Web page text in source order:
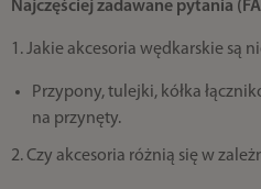
Najczęściej zadawane pytania
1. Jakie akcesoria wędkarskie są
Przypony, tulejki, kółka
na przynęty.
2. Czy akcesoria różnią się w